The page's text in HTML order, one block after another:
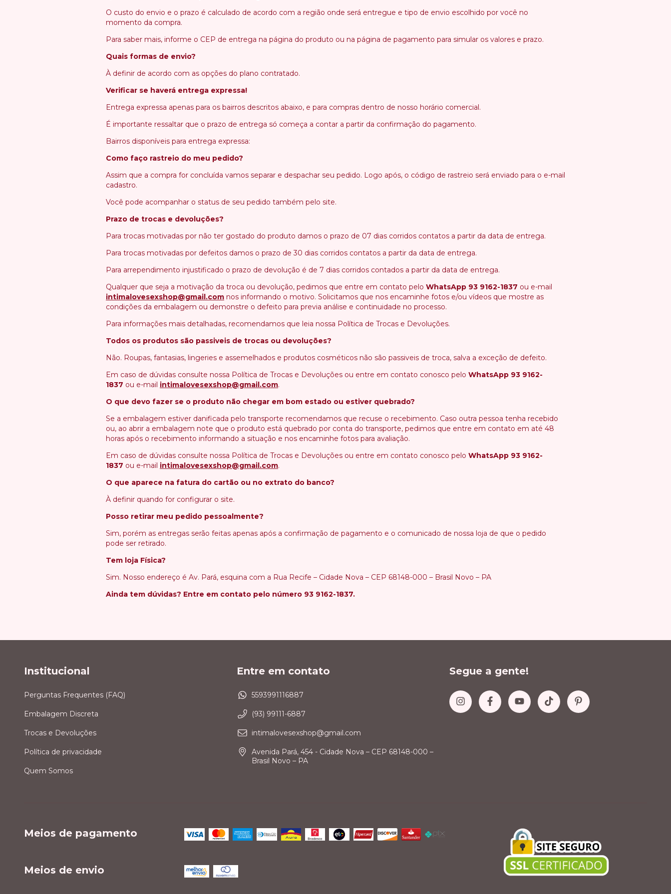
O custo do envio e o prazo é calculado de acordo com a região onde será entregue e tipo de envio escolhido por você no
momento da compra.
Para saber mais, informe o CEP de entrega na página do produto ou na página de pagamento para simular os valores e prazo.
Quais formas de envio?
À definir de acordo com as opções do plano contratado.
Verificar se haverá entrega expressa!
Entrega expressa apenas para os bairros descritos abaixo, e para compras dentro de nosso horário comercial.
É importante ressaltar que o prazo de entrega só começa a contar a partir da confirmação do pagamento.
Bairros disponíveis para entrega expressa:
Como faço rastreio do meu pedido?
Assim que a compra for concluída vamos separar e despachar seu pedido. Logo após, o código de rastreio será enviado para o e-mail
cadastro.
Você pode acompanhar o status de seu pedido também pelo site.
Prazo de trocas e devoluções?
Para trocas motivadas por não ter gostado do produto damos o prazo de 07 dias corridos contatos a partir da data de entrega.
Para trocas motivadas por defeitos damos o prazo de 30 dias corridos contatos a partir da data de entrega.
Para arrependimento injustificado o prazo de devolução é de 7 dias corridos contados a partir da data de entrega.
Qualquer que seja a motivação da troca ou devolução, pedimos que entre em contato pelo WhatsApp 93 9162-1837 ou e-mail
intimalovesexshop@gmail.com nos informando o motivo. Solicitamos que nos encaminhe fotos e/ou vídeos que mostre as
condições da embalagem ou demonstre o defeito para previa análise e continuidade no processo.
Para informações mais detalhadas, recomendamos que leia nossa Política de Trocas e Devoluções.
Todos os produtos são passiveis de trocas ou devoluções?
Não. Roupas, fantasias, lingeries e assemelhados e produtos cosméticos não são passiveis de troca, salva a exceção de defeito.
Em caso de dúvidas consulte nossa Política de Trocas e Devoluções ou entre em contato conosco pelo WhatsApp 93 9162-
1837 ou e-mail intimalovesexshop@gmail.com.
O que devo fazer se o produto não chegar em bom estado ou estiver quebrado?
Se a embalagem estiver danificada pelo transporte recomendamos que recuse o recebimento. Caso outra pessoa tenha recebido
ou, ao abrir a embalagem note que o produto está quebrado por conta do transporte, pedimos que entre em contato em até 48
horas após o recebimento informando a situação e nos encaminhe fotos para avaliação.
Em caso de dúvidas consulte nossa Política de Trocas e Devoluções ou entre em contato conosco pelo WhatsApp 93 9162-
1837 ou e-mail intimalovesexshop@gmail.com.
O que aparece na fatura do cartão ou no extrato do banco?
À definir quando for configurar o site.
Posso retirar meu pedido pessoalmente?
Sim, porém as entregas serão feitas apenas após a confirmação de pagamento e o comunicado de nossa loja de que o pedido
pode ser retirado.
Tem loja Física?
Sim. Nosso endereço é Av. Pará, esquina com a Rua Recife – Cidade Nova – CEP 68148-000 – Brasil Novo – PA
Ainda tem dúvidas? Entre em contato pelo número 93 9162-1837.
Institucional
Perguntas Frequentes (FAQ)
Embalagem Discreta
Trocas e Devoluções
Política de privacidade
Quem Somos
Entre em contato
5593991116887
(93) 99111-6887
intimalovesexshop@gmail.com
Avenida Pará, 454 - Cidade Nova – CEP 68148-000 –
Brasil Novo – PA
Segue a gente!
Meios de pagamento
Meios de envio